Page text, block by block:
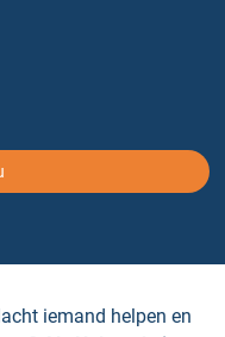
iemand helpen en